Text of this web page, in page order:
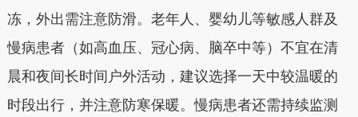
冻，外出需注意防滑。老年人、婴幼儿等敏感人群及
慢病患者（如高血压、冠心病、脑卒中等）不宜在清
晨和夜间长时间户外活动，建议选择一天中较温暖的
时段出行，并注意防寒保暖。慢病患者还需持续监测